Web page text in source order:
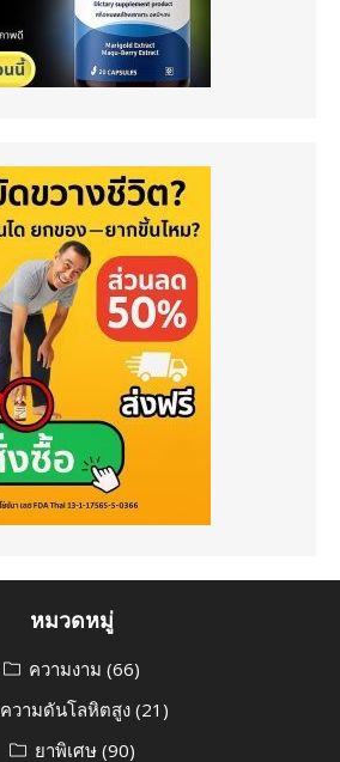
หมวดหมู่
ความงาม (66)
ความดันโลหิตสูง (21)
ยาพิเศษ(90)